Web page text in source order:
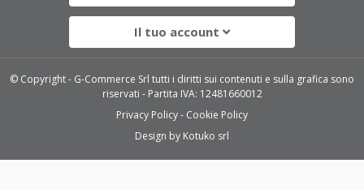
Il tuo account
© Copyright - G-Commerce Srl tutti i diritti sui contenuti e sulla grafica sono
riservati - Partita IVA: 12481660012
Privacy Policy
Cookie Policy
Design by Kotuko srl